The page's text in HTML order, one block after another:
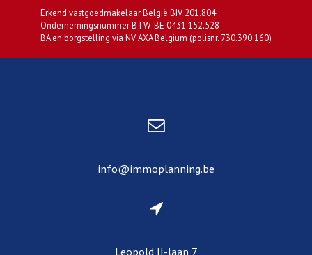
Erkend vastgoedmakelaar België BIV 201.804
Ondernemingsnummer BTW-BE 0431.152.528
BA en borgstelling via NV AXA Belgium (polisnr. 730.390.160)
info@immoplanning.be
Leopold II-laan 7